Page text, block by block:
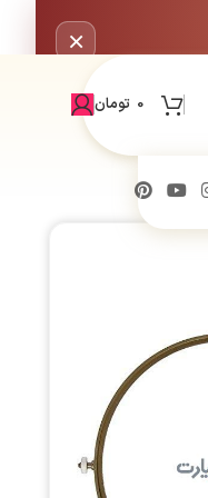
×
0 تومان